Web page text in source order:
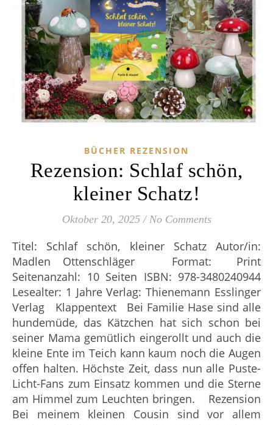
BÜCHER REZENSION
Rezension: Schlaf schön,
kleiner Schatz!
Oktober 20, 2025 / No Comments
Titel: Schlaf schön, kleiner Schatz Autor/in:
Madlen Ottenschläger Format: Print
Seitenanzahl: 10 Seiten ISBN: 978-3480240944
Lesealter: 1 Jahre Verlag: Thienemann Esslinger
Verlag Klappentext Bei Familie Hase sind alle
hundemüde, das Kätzchen hat sich schon bei
seiner Mama gemütlich eingerollt und auch die
kleine Ente im Teich kann kaum noch die Augen
offen halten. Höchste Zeit, dass nun alle Puste-
Licht-Fans zum Einsatz kommen und die Sterne
am Himmel zum Leuchten bringen. Rezension
Bei meinem kleinen Cousin sind vor allem